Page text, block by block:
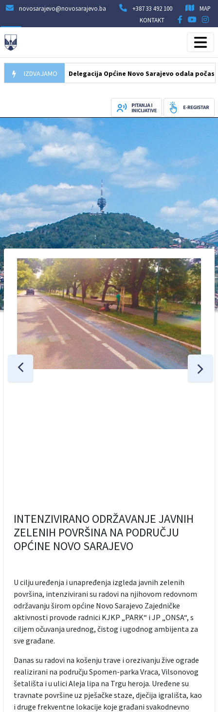
novosarajevo@novosarajevo.ba +387 33 492 100
MAP
KONTAKT
IZDVAJAMO
07.08.2026 Delegacija Općine Novo Sarajevo odala počast
INTENZIVIRANO ODRŽAVANJE JAVNIH
ZELENIH POVRŠINA NA PODRUČJU
OPĆINE NOVO SARAJEVO
U cilju uređenja i unapređenja izgleda javnih zelenih
površina, intenzivirani su radovi na njihovom redovnom
održavanju širom općine Novo Sarajevo Zajedničke
aktivnosti provode radnici KJKP „PARK“ i JP „ONSA“, s
ciljem očuvanja urednog, čistog i ugodnog ambijenta za
sve građane.
Danas su radovi na košenju trave i orezivanju žive ograde
realizirani na području Spomen-parka Vraca, Vilsonovog
šetališta i u ulici Aleja lipa na Trgu heroja. Uređene su
travnate površine uz pješačke staze, dječija igrališta, kao
i druge frekventne lokacije koje građani svakodnevno